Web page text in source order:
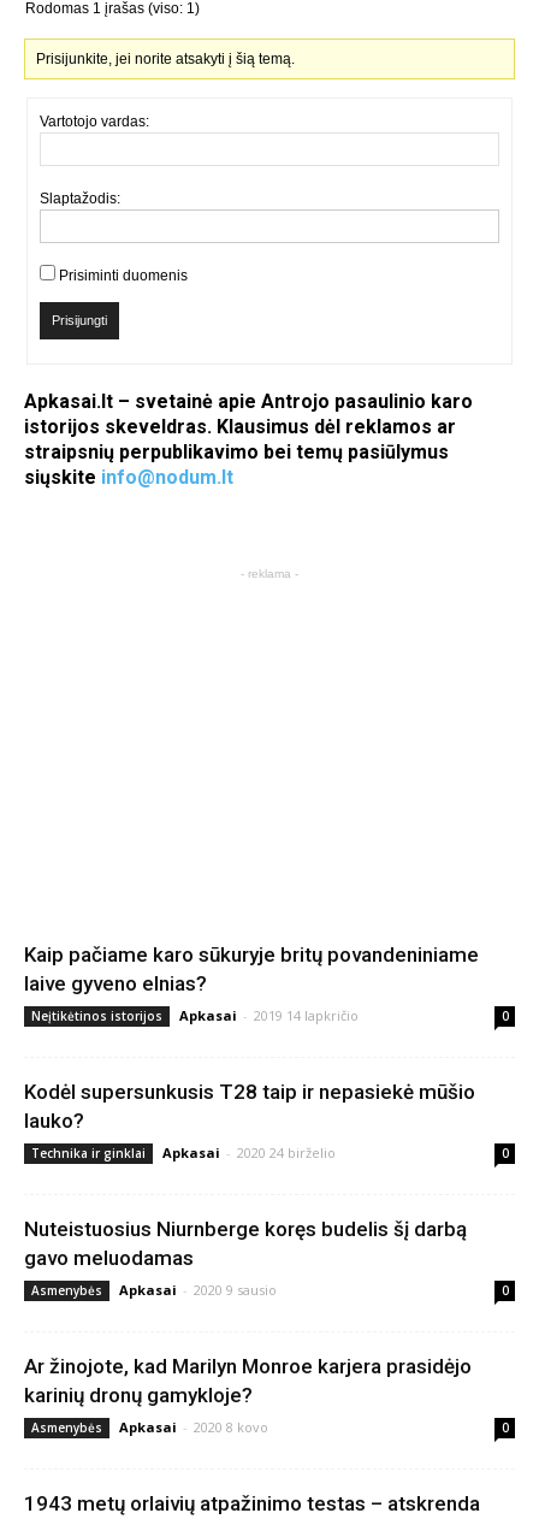
Rodomas 1 įrašas (viso: 1)
Prisijunkite, jei norite atsakyti į šią temą.
Vartotojo vardas:
Slaptažodis:
Prisiminti duomenis
Prisijungti
Apkasai.lt – svetainė apie Antrojo pasaulinio karo
istorijos skeveldras. Klausimus dėl reklamos ar
straipsnių perpublikavimo bei temų pasiūlymus
siųskite info@nodum.lt
- reklama -
Kaip pačiame karo sūkuryje britų povandeniniame
laive gyveno elnias?
Neįtikėtinos istorijos Apkasai - 2019 14 lapkričio 0
Kodėl supersunkusis T28 taip ir nepasiekė mūšio
lauko?
Technika ir ginklai Apkasai - 2020 24 birželio 0
Nuteistuosius Niurnberge koręs budelis šį darbą
gavo meluodamas
Asmenybės Apkasai - 2020 9 sausio 0
Ar žinojote, kad Marilyn Monroe karjera prasidėjo
karinių dronų gamykloje?
Asmenybės Apkasai - 2020 8 kovo 0
1943 metų orlaivių atpažinimo testas – atskrenda